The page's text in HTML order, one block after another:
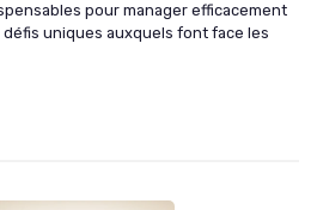
pour manager efficacement
uniques auxquels font face les